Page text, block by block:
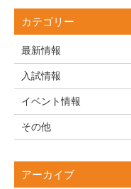
カテゴリー
最新情報
入試情報
イベント情報
その他
アーカイブ